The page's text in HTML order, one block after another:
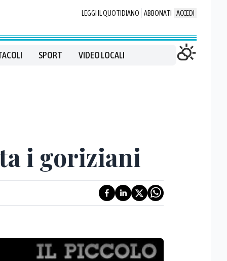
LEGGI IL QUOTIDIANO ABBONATI ACCEDI
SPORT VIDEO LOCALI
i goriziani